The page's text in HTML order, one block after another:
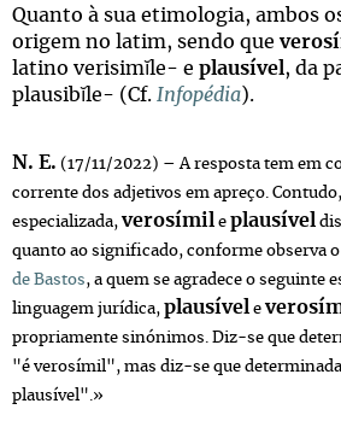
Quanto à sua etimologia, ambos
origem no latim, sendo que
latino verisimĭle- e plausível , da
plausibĭle- (Cf. Infopédia).
N. E. (17/11/2022) – A resposta tem em
corrente dos adjetivos em apreço.
especializada, verosímil e plausível
quanto ao significado, conforme observa
de Bastos, a quem se agradece o seguinte
linguagem jurídica, plausível e
propriamente sinónimos. Diz-se que
"é verosímil", mas diz-se que
plausível".»